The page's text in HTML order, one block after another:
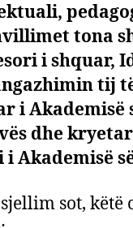
tona
i shquar,
tij
i Akademisë
dhe
Akademisë
sot, këtë